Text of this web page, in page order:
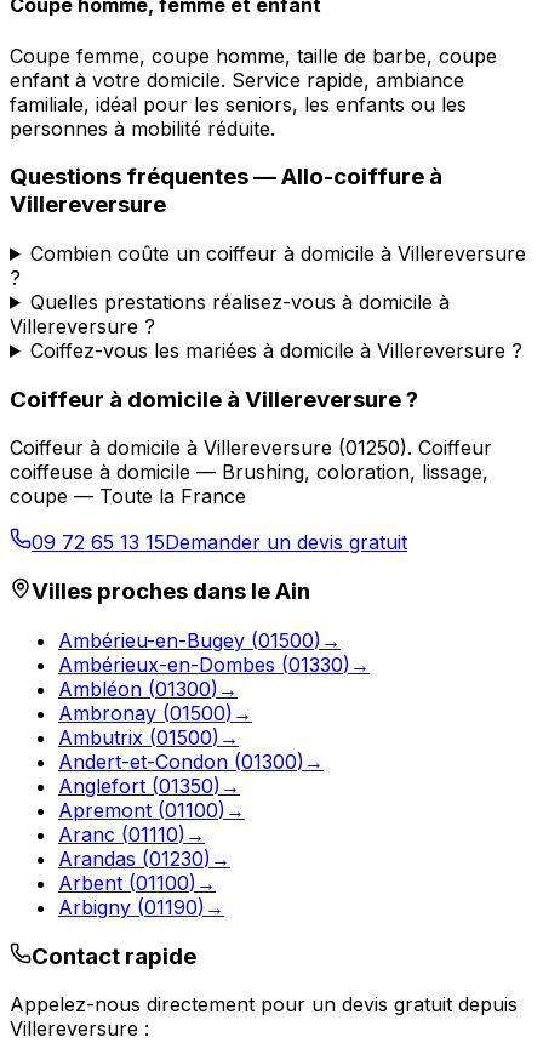
Coupe homme, femme et enfant
Coupe femme, coupe homme, taille de barbe, coupe
enfant à votre domicile. Service rapide, ambiance
familiale, idéal pour les seniors, les enfants ou les
personnes à mobilité réduite.
Questions fréquentes —Allo-coiffure à
Villereversure
Combien coûte un coiffeur à domicile à Villereversure
?
Quelles prestations réalisez-vous à domicile à
Villereversure ?
Coiffez-vous les mariées à domicile à Villereversure ?
Coiffeur à domicile à Villereversure?
Coiffeur à domicile à Villereversure (01250). Coiffeur
coiffeuse à domicile — Brushing, coloration, lissage,
coupe — Toute la France
09 72 65 13 15Demander un devis gratuit
Villes proches dans leAin
Ambérieu-en-Bugey (01500) →
Ambérieux-en-Dombes (01330) →
Ambléon (01300) →
Ambronay (01500) →
Ambutrix (01500) →
Andert-et-Condon (01300) →
Anglefort (01350) →
Apremont (01100) →
Aranc (01110) →
Arandas (01230) →
Arbent (01100) →
Arbigny (01190) →
Contact rapide
Appelez-nous directement pour un devis gratuit depuis
Villereversure :